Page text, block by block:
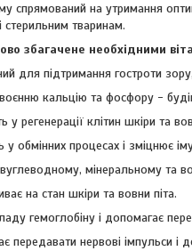
спрямований на утримання
тваринам.
збагачене необхідними
для підтримання гостроти
кальцію та фосфору -
у регенерації клітин шкіри та
у обмінних процесах і зміцнює
мінеральному та
на стан шкіри та вовни піта.
гемоглобіну і допомагає
передавати нервові імпульси і